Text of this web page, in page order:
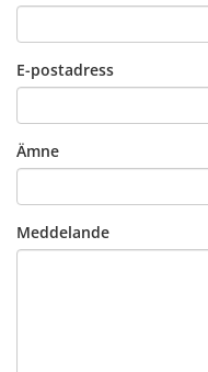
E-postadress
Ämne
Meddelande